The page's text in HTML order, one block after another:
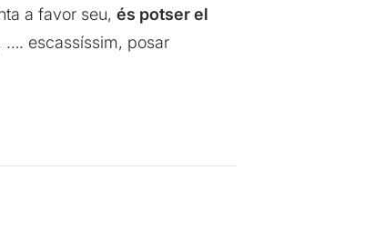
a favor seu, és potser el
…. escassíssim, posar